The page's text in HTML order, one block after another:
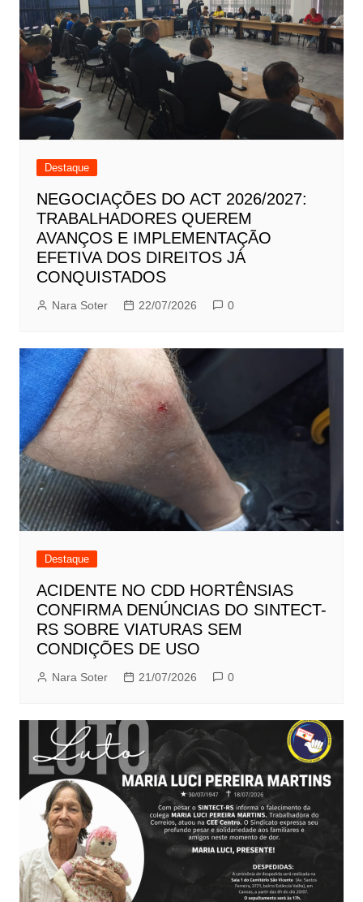
Destaque
NEGOCIAÇÕES DO ACT 2026/2027:
TRABALHADORES QUEREM
AVANÇOS E IMPLEMENTAÇÃO
EFETIVA DOS DIREITOS JÁ
CONQUISTADOS
Nara Soter 22/07/2026 0
Destaque
ACIDENTE NO CDD HORTÊNSIAS
CONFIRMA DENÚNCIAS DO SINTECT-
RS SOBRE VIATURAS SEM
CONDIÇÕES DE USO
Nara Soter 21/07/2026 0